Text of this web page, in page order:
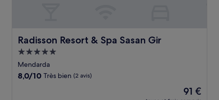
Radisson Resort & Spa Sasan Gir
Radisson Resort & Spa Sasan Gir
Hébergement
5.0 étoiles
Mendarda
8.0
8,0/10 Très bien (2 avis)
Le
nouveau
91 €